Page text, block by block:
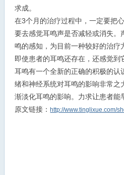
求成。
在3个月的治疗过程中，一定要把
要去感觉耳鸣声是否减轻或消失
鸣的感知，为目前一种较好的治疗
即使患者的耳鸣还存在，还感觉
耳鸣有一个全新的正确的积极的
绪和神经系统对耳鸣的影响非常
渐淡化耳鸣的影响。力求让患者能
原文链接：http://www.tinglixue.com/